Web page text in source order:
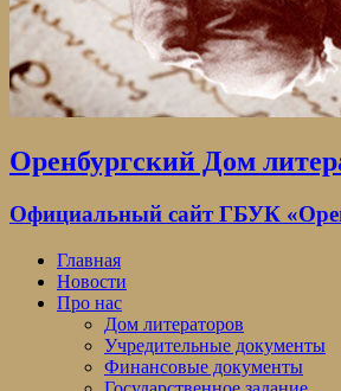
Оренбургский Дом
Официальный сайт ГБУК
Главная
Новости
Про нас
Дом литераторов
Учредительные документы
Финансовые документы